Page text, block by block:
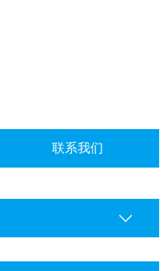
联系我们